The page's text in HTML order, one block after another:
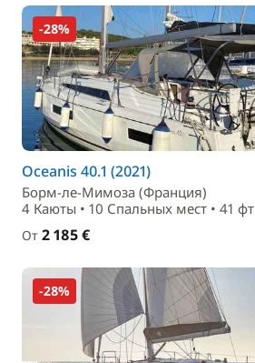
-28%
Oceanis 40.1 (2021)
Борм-ле-Мимоза (Франция)
4 Каюты • 10 Спальныx мест • 41 фт
От 2 185 €
-28%